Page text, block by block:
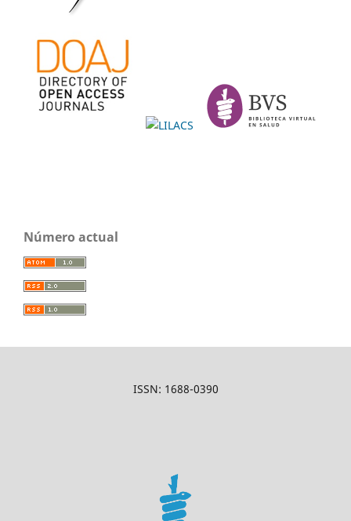
Número actual
ISSN: 1688-0390